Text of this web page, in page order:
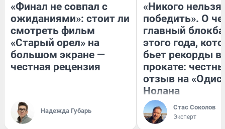
«Финал не совпал с
ожиданиями»: стоит ли
смотреть фильм
«Старый орел» на
большом экране —
честная рецензия
Надежда Губарь
«Никого нельзя
победить». О
главный
этого года,
бьет рекорды в
прокате:
отзыв на
Нолана
Стас Соколов
Эксперт